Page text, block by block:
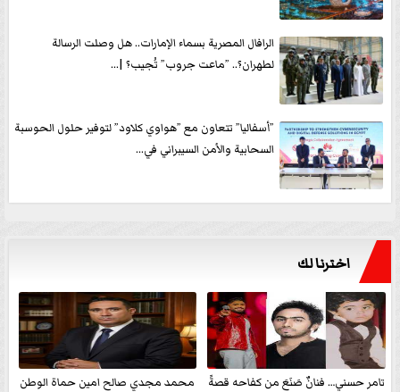
الرافال المصرية بسماء الإمارات.. هل وصلت الرسالة
لطهران؟.. ”ماعت جروب” تُجيب؟ |...
”أسفاليا” تتعاون مع ”هواوي كلاود” لتوفير حلول الحوسبة
السحابية والأمن السيبراني في...
اخترنا لك
تامر حسني… فنانٌ صَنَعَ من كفاحه قصةً
محمد مجدي صالح امين حماة الوطن